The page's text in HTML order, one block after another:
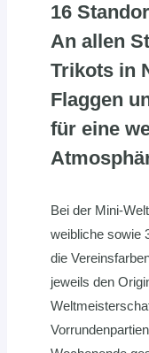
16
An allen
Trikots in
Flaggen
für eine
Bei der Mini-
weibliche sowie
die
jeweils den